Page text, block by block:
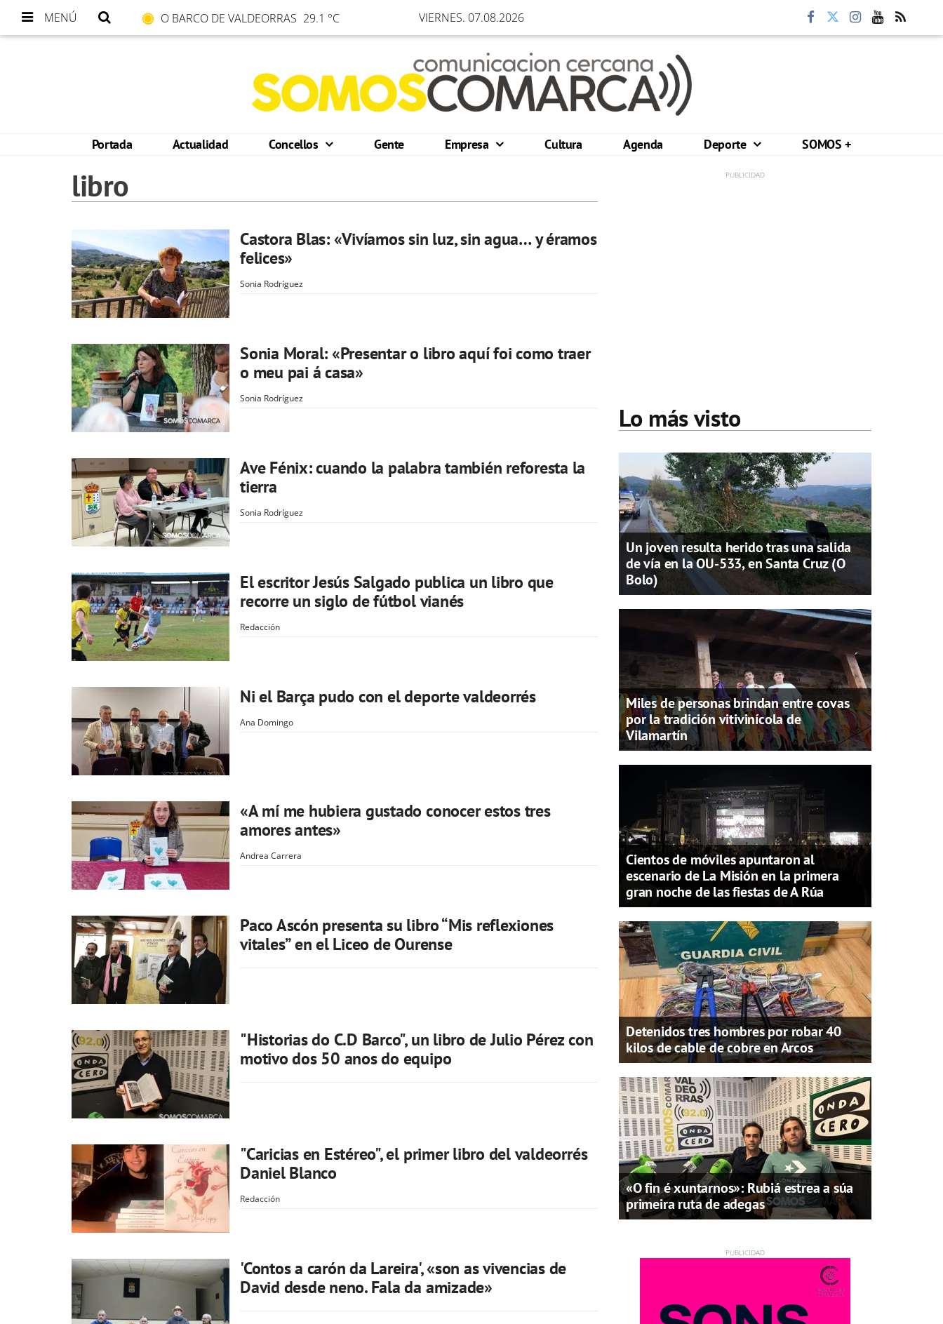
MENÚ O BARCO DE VALDEORRAS 29.1 °C VIERNES. 07.08.2026
Portada Actualidad Concellos Gente Empresa Cultura Agenda Deporte SOMOS +
libro
Castora Blas: «Vivíamos sin luz, sin agua… y éramos
felices»
Sonia Rodríguez
Sonia Moral: «Presentar o libro aquí foi como traer
o meu pai á casa»
Sonia Rodríguez
Ave Fénix: cuando la palabra también reforesta la
tierra
Sonia Rodríguez
El escritor Jesús Salgado publica un libro que
recorre un siglo de fútbol vianés
Redacción
Ni el Barça pudo con el deporte valdeorrés
Ana Domingo
«A mí me hubiera gustado conocer estos tres
amores antes»
Andrea Carrera
Paco Ascón presenta su libro “Mis reflexiones
vitales” en el Liceo de Ourense
"Historias do C.D Barco", un libro de Julio Pérez con
motivo dos 50 anos do equipo
"Caricias en Estéreo", el primer libro del valdeorrés
Daniel Blanco
Redacción
'Contos a carón da Lareira', «son as vivencias de
David desde neno. Fala da amizade»
Lo más visto
Un joven resulta herido tras una salida
de vía en la OU-533, en Santa Cruz (O
Bolo)
Miles de personas brindan entre covas
por la tradición vitivinícola de
Vilamartín
Cientos de móviles apuntaron al
escenario de La Misión en la primera
gran noche de las fiestas de A Rúa
Detenidos tres hombres por robar 40
kilos de cable de cobre en Arcos
«O fin é xuntarnos»: Rubiá estrea a súa
primeira ruta de adegas